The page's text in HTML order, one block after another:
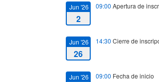
Jun '26
2
09:00 Apertura de
Jun '26
26
14:30 Cierre de
Jun '26 09:00 Fecha de inicio